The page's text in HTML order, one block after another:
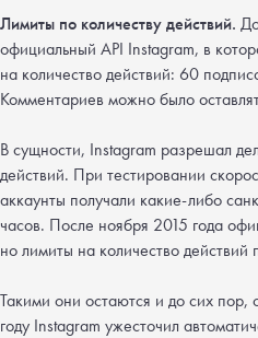
Лимиты по количеству действий.
официальный API Instagram, в
на количество действий: 60
Комментариев можно было
В сущности, Instagram разрешал
действий. При тестировании
аккаунты получали какие-либо
часов. После ноября 2015 года
но лимиты на количество
Такими они остаются и до сих пор,
году Instagram ужесточил